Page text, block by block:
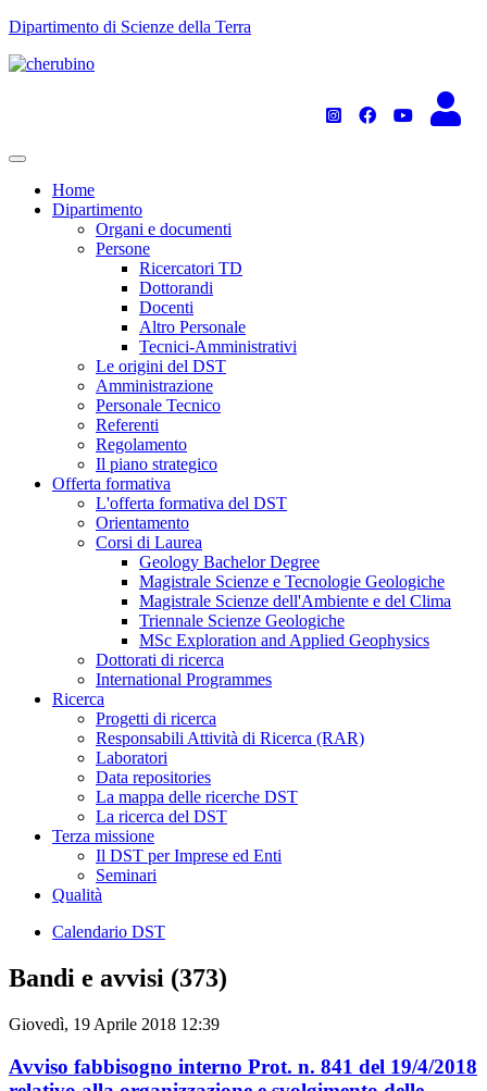
TPL_UNIPI_SKIP_TO_CONTENT
Dipartimento di Scienze della Terra
Home
Dipartimento
Organi e documenti
Persone
Ricercatori TD
Dottorandi
Docenti
Altro Personale
Tecnici-Amministrativi
Le origini del DST
Amministrazione
Personale Tecnico
Referenti
Regolamento
Il piano strategico
Offerta formativa
L'offerta formativa del DST
Orientamento
Corsi di Laurea
Geology Bachelor Degree
Magistrale Scienze e Tecnologie Geologiche
Magistrale Scienze dell'Ambiente e del Clima
Triennale Scienze Geologiche
MSc Exploration and Applied Geophysics
Dottorati di ricerca
International Programmes
Ricerca
Progetti di ricerca
Responsabili Attività di Ricerca (RAR)
Laboratori
Data repositories
La mappa delle ricerche DST
La ricerca del DST
Terza missione
Il DST per Imprese ed Enti
Seminari
Qualità
Calendario DST
Bandi e avvisi (373)
Giovedì, 19 Aprile 2018 12:39
Avviso fabbisogno interno Prot. n. 841 del 19/4/2018